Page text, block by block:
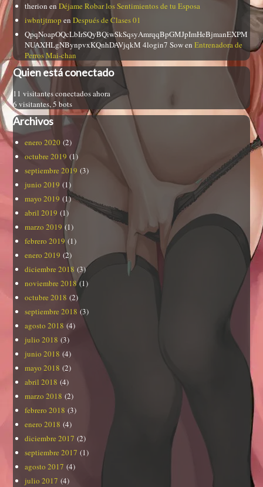
therion enDéjame Robar los Sentimientos de tu Esposa
iwbntjtmop enDespués de Clases 01
QpqNoapOQcLbIrSQyBQiwSkSqsyAmrqqBpGMJpImHeBjmanEXPM
NUAXHLgNBynpvxKQnhDAVjqkM 4login7 SowenEntrenadora de
Perros Mai-chan
Quien está conectado
11 visitantes conectados ahora
6 visitantes,5 bots
Archivos
enero 2020 (2)
octubre 2019 (1)
septiembre 2019 (3)
junio 2019 (1)
mayo 2019 (1)
abril 2019 (1)
marzo 2019 (1)
febrero 2019(1)
enero 2019 (2)
diciembre 2018 (3)
noviembre 2018(1)
octubre 2018 (2)
septiembre 2018 (3)
agosto 2018 (4)
julio 2018 (3)
junio 2018 (4)
mayo 2018 (2)
abril 2018 (4)
marzo 2018 (2)
febrero 2018 (3)
enero 2018 (4)
diciembre 2017 (2)
septiembre 2017 (1)
agosto 2017 (4)
julio 2017 (4)